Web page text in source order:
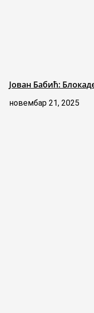
Јован Бабић:
новембар 21, 2025